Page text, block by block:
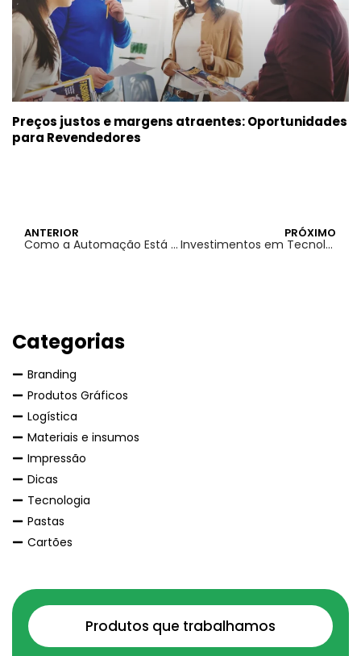
Preços justos e margens atraentes: Oportunidades
para Revendedores
ANTERIOR
Como a Automação Está Transformando a Impressão Gráfica
PRÓXIMO
Investimentos em Tecnologia: O Caminho da Gráfica Pontual para a Liderança de Mercado
Categorias
Branding
Produtos Gráficos
Logística
Materiais e insumos
Impressão
Dicas
Tecnologia
Pastas
Cartões
Produtos que trabalhamos